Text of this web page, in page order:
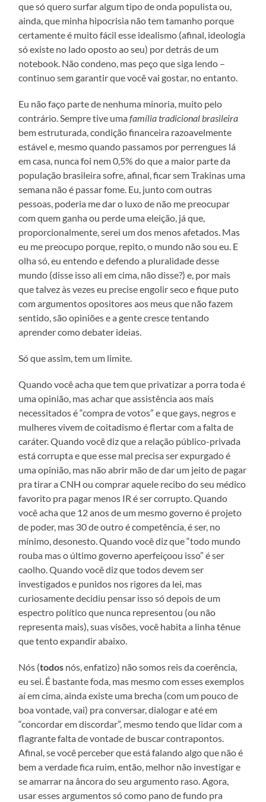
que só quero surfar algum tipo de onda populista ou,
ainda, que minha hipocrisia não tem tamanho porque
certamente é muito fácil esse idealismo (afinal, ideologia
só existe no lado oposto ao seu) por detrás de um
notebook. Não condeno, mas peço que siga lendo –
continuo sem garantir que você vai gostar, no entanto.
Eu não faço parte de nenhuma minoria, muito pelo
contrário. Sempre tive umafamília tradicional brasileira
bem estruturada, condição financeira razoavelmente
estável e, mesmo quando passamos por perrengues lá
em casa, nunca foi nem 0,5% do que a maior parte da
população brasileira sofre, afinal, ficar sem Trakinas uma
semana não é passar fome. Eu, junto com outras
pessoas, poderia me dar o luxo de não me preocupar
com quem ganha ou perde uma eleição, já que,
proporcionalmente, serei um dos menos afetados. Mas
eu me preocupo porque, repito, o mundo não sou eu. E
olha só, eu entendo e defendo a pluralidade desse
mundo (disse isso ali em cima, não disse?) e, por mais
que talvez às vezes eu precise engolir seco e fique puto
com argumentos opositores aos meus que não fazem
sentido, são opiniões e a gente cresce tentando
aprender como debater ideias.
Só que assim, tem um limite.
Quando você acha que tem que privatizar a porra toda é
uma opinião, mas achar que assistência aos mais
necessitados é “compra de votos” e que gays, negros e
mulheres vivem de coitadismo é flertar com a falta de
caráter. Quando você diz que a relação público-privada
está corrupta e que esse mal precisa ser expurgado é
uma opinião, mas não abrir mão de dar um jeito de pagar
pra tirar a CNH ou comprar aquele recibo do seu médico
favorito pra pagar menos IR é ser corrupto. Quando
você acha que 12 anos de um mesmo governo é projeto
de poder, mas 30 de outro é competência, é ser, no
mínimo, desonesto. Quando você diz que “todo mundo
rouba mas o último governo aperfeiçoou isso” é ser
caolho. Quando você diz que todos devem ser
investigados e punidos nos rigores da lei, mas
curiosamente decidiu pensar isso só depois de um
espectro político que nunca representou (ou não
representa mais), suas visões, você habita a linha tênue
que tento expandir abaixo.
Nós (todos nós, enfatizo) não somos reis da coerência,
eu sei. É bastante foda, mas mesmo com esses exemplos
aí em cima, ainda existe uma brecha (com um pouco de
boa vontade, vai) pra conversar, dialogar e até em
“concordar em discordar”, mesmo tendo que lidar com a
flagrante falta de vontade de buscar contrapontos.
Afinal, se você perceber que está falando algo que não é
bem a verdade fica ruim, então, melhor não investigar e
se amarrar na âncora do seu argumento raso. Agora,
usar esses argumentos só como pano de fundo pra